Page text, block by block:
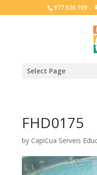
977 826 109
Select Page
FHD0175
by CapiCua Serveis